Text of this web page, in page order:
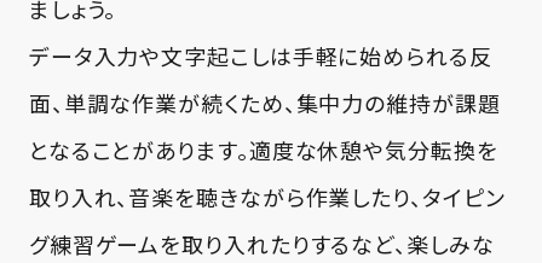
ましょう。
データ入力や文字起こしは手軽に始められる反
面、単調な作業が続くため、集中力の維持が課題
となることがあります。適度な休憩や気分転換を
取り入れ、音楽を聴きながら作業したり、タイピン
グ練習ゲームを取り入れたりするなど、楽しみな